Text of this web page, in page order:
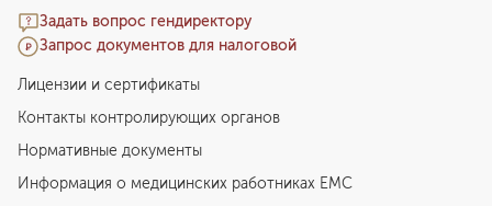
Задать вопрос гендиректору
Запрос документов для налоговой
Лицензии и сертификаты
Контакты контролирующих органов
Нормативные документы
Информация о медицинских работниках EMC